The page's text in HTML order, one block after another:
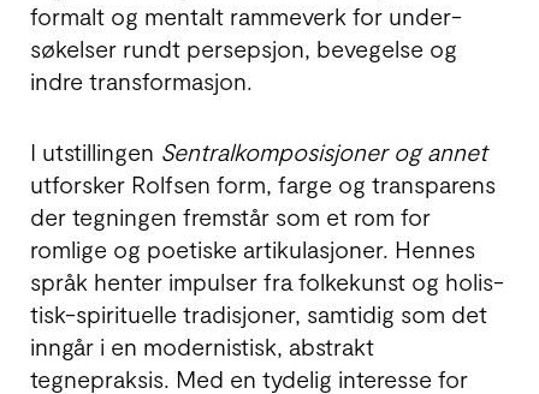
formalt og mentalt rammeverk for under­
søkelser rundt persepsjon, bevegelse og
indre trans­formasjon.
I utstillingen Sentralkomposisjoner og annet
utforsker Rolfsen form, farge og transparens
der tegningen fremstår som et rom for
romlige og poetiske artikulasjoner. Hennes
språk henter impulser fra folkekunst og holis­
tisk-spirituelle tradisjoner, samtidig som det
inngår i en modernistisk, abstrakt
tegnepraksis. Med en tydelig interesse for